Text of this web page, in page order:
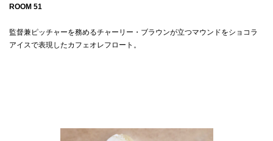
ROOM 51
監督兼ピッチャーを務めるチャーリー・ブラウンが立つマウンドをショコラ
アイスで表現したカフェオレフロート。